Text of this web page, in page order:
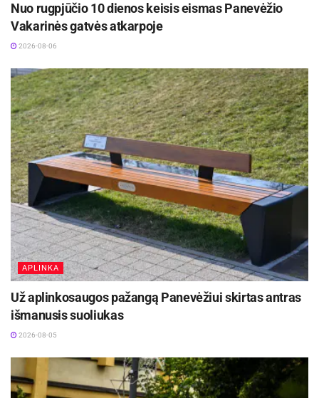
Nuo rugpjūčio 10 dienos keisis eismas Panevėžio
Vakarinės gatvės atkarpoje
2026-08-06
APLINKA
Už aplinkosaugos pažangą Panevėžiui skirtas antras
išmanusis suoliukas
2026-08-05